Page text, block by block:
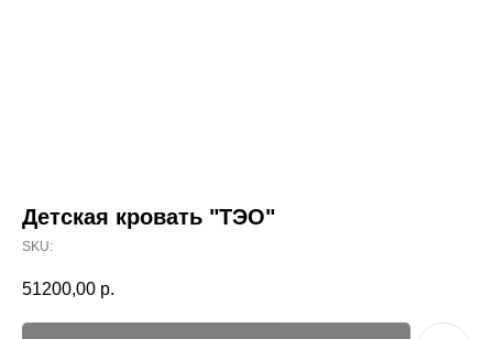
Детская кровать "ТЭО"
SKU:
51200,00 р.